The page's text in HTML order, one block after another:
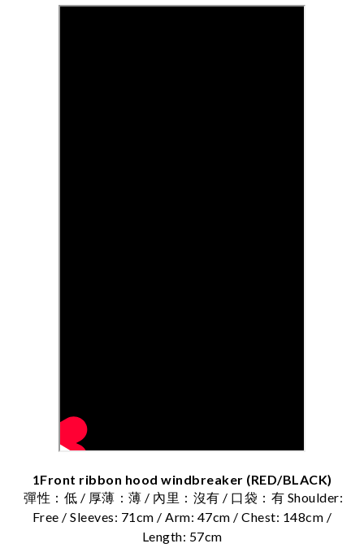
1Front ribbon hood windbreaker (RED/BLACK)
彈性：低 / 厚薄：薄 / 內里：沒有 / 口袋：有 Shoulder:
Free / Sleeves: 71cm / Arm: 47cm / Chest: 148cm /
Length: 57cm